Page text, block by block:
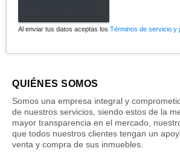
Al enviar tus datos aceptas los Términos de servicio y
QUIÉNES SOMOS
Somos una empresa integral y
de nuestros servicios, siendo estos de la
mayor transparencia en el mercado,
que todos nuestros clientes tengan un
venta y compra de sus inmuebles.